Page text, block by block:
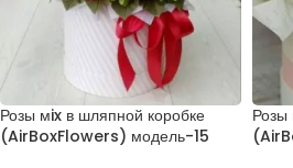
Розы мix в шляпной коробке
(AirBoxFlowers) модель-15
Розы